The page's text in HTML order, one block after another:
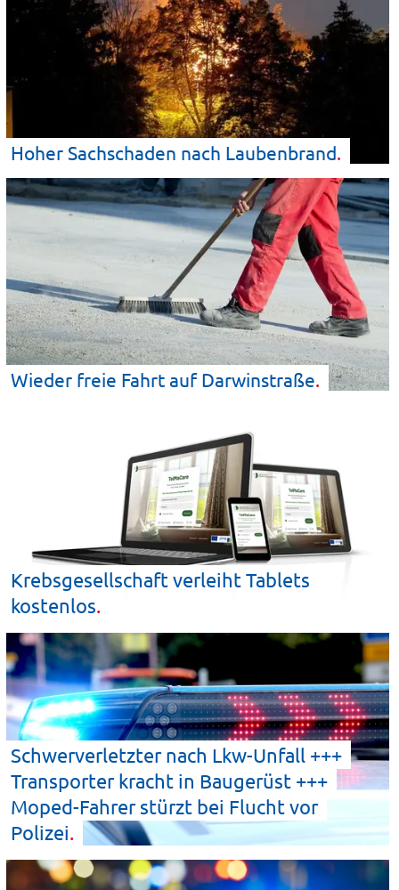
Hoher Sachschaden nach Laubenbrand
Wieder freie Fahrt aufDarwinstraße
Krebsgesellschaft verleiht Tablets
kostenlos
Schwerverletzter nach Lkw-Unfall +++
Transporter kracht in Baugerüst +++
Moped-Fahrer stürzt bei Flucht vor
Polizei